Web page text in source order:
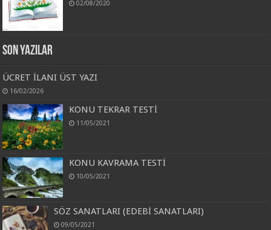
02/08/2020
Son Yazılar
ÜCRET İLANI ÜST YAZI
16/02/2026
KONU TEKRAR TESTİ
11/05/2021
KONU KAVRAMA TESTİ
10/05/2021
SÖZ SANATLARI (EDEBİ SANATLARI)
09/05/2021